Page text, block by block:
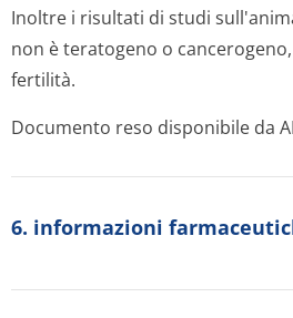
Inoltre i risultati di studi
non è teratogeno o
fertilità.
Documento reso disponibile da
6. informazioni